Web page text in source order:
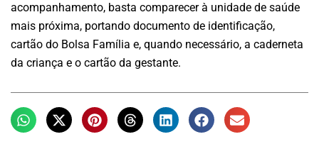
acompanhamento, basta comparecer à unidade de saúde
mais próxima, portando documento de identificação,
cartão do Bolsa Família e, quando necessário, a caderneta
da criança e o cartão da gestante.